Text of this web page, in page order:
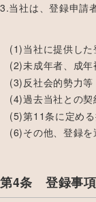
3.当社は、登録申請
(1)当社に提供し
(2)未成年者、成
(3)反社会的勢力
(4)過去当社との
(5)第11条に定め
(6)その他、登録
第4条 登録事